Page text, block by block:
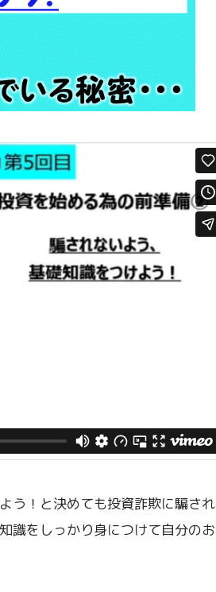
う！と決めても投資詐欺に騙され
識をしっかり身につけて自分のお